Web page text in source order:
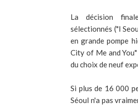
La décision
sélectionnés ("I
en grande pompe
City of Me and
du choix de neuf
Si plus de 16 000
Séoul n'a pas